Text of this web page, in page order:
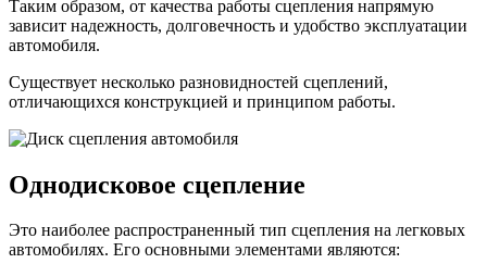
Таким образом, от качества работы сцепления напрямую
зависит надежность, долговечность и удобство эксплуатации
автомобиля.
Существует несколько разновидностей сцеплений,
отличающихся конструкцией и принципом работы.
Однодисковое сцепление
Это наиболее распространенный тип сцепления на легковых
автомобилях. Его основными элементами являются: